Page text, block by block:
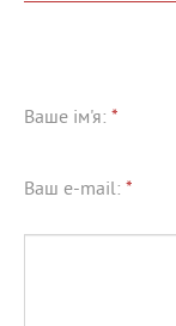
Ваше ім'я: *
Ваш e-mail: *